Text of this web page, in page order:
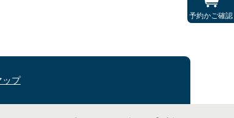
予約かご確認
ップ